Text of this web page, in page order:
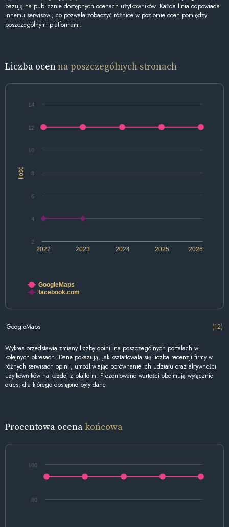
bazują na publicznie dostępnych ocenach użytkowników. Każda linia odpowiada
innemu serwisowi, co pozwala zobaczyć różnice w poziomie ocen pomiędzy
poszczególnymi platformami.
Liczba ocenna poszczególnych stronach
Ilość
2022 2024 2026
2023 2025
2
4
6
8
10
12
14
GoogleMaps
facebook.com
GoogleMaps (12)
Wykres przedstawia zmiany liczby opinii na poszczególnych portalach w
kolejnych okresach. Dane pokazują, jak kształtowała się liczba recenzji firmy w
różnych serwisach opinii, umożliwiając porównanie ich udziału oraz aktywności
użytkowników na każdej z platform. Prezentowane wartości obejmują wyłącznie
okres, dla którego dostępne były dane.
Procentowa ocenakońcowa
80
100